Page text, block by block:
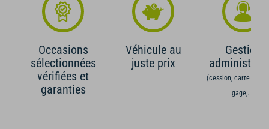
Occasions
sélectionnées
vérifiées et
garanties
Véhicule au
juste prix
Gestion
(cession, carte grise,
gage,...)